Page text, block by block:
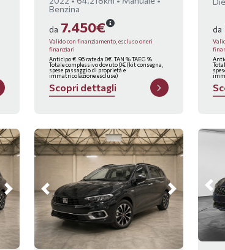
Benzina
da 7.450€
Valido con finanziamento, escluso oneri
finanziari
Anticipo €. 96 rate da 0€. TAN % TAEG %.
Totale complessivo dovuto 0€ (kit consegna,
spese passaggio di proprietà e
immatricolazione escluse)
Scopri dettagli
da
Sc